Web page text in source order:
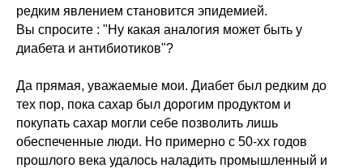
редким явлением становится эпидемией.
Вы спросите : "Ну какая аналогия может быть у
диабета и антибиотиков"?
Да прямая, уважаемые мои. Диабет был редким до
тех пор, пока сахар был дорогим продуктом и
покупать сахар могли себе позволить лишь
обеспеченные люди. Но примерно с 50-хх годов
прошлого века удалось наладить промышленный и
Годовая программа
«Интегративные
психотехники»